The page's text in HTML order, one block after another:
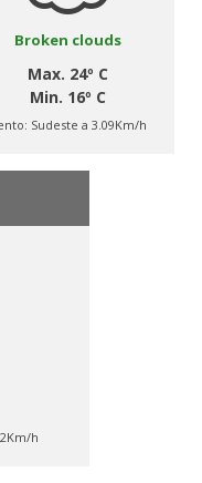
Broken clouds
Max. 24º C
Min. 16º C
Sudeste a 3.09Km/h
h